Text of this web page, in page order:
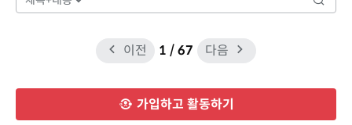
이전 1 / 67 다음
가입하고 활동하기